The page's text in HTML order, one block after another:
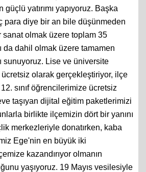
güçlü yatırımı yapıyoruz. Başka
para diye bir an bile düşünmeden
sanat olmak üzere toplam 35
da dahil olmak üzere tamamen
sunuyoruz. Lise ve üniversite
ücretsiz olarak gerçekleştiriyor, ilçe
sınıf öğrencilerimize ücretsiz
taşıyan dijital eğitim paketlerimizi
birlikte ilçemizin dört bir yanını
merkezleriyle donatırken, kaba
Ege'nin en büyük iki
kazandırıyor olmanın
yaşıyoruz. 19 Mayıs vesilesiyle